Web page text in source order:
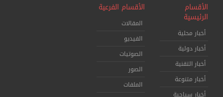
الأقسام
الرئيسية
أخبار محلية
أخبار دولية
أخبار التقنية
أخبار متنوعة
أخبار سياحية
الأقسام الفرعية
المقالات
الفيديو
الصوتيات
الصور
الملفات